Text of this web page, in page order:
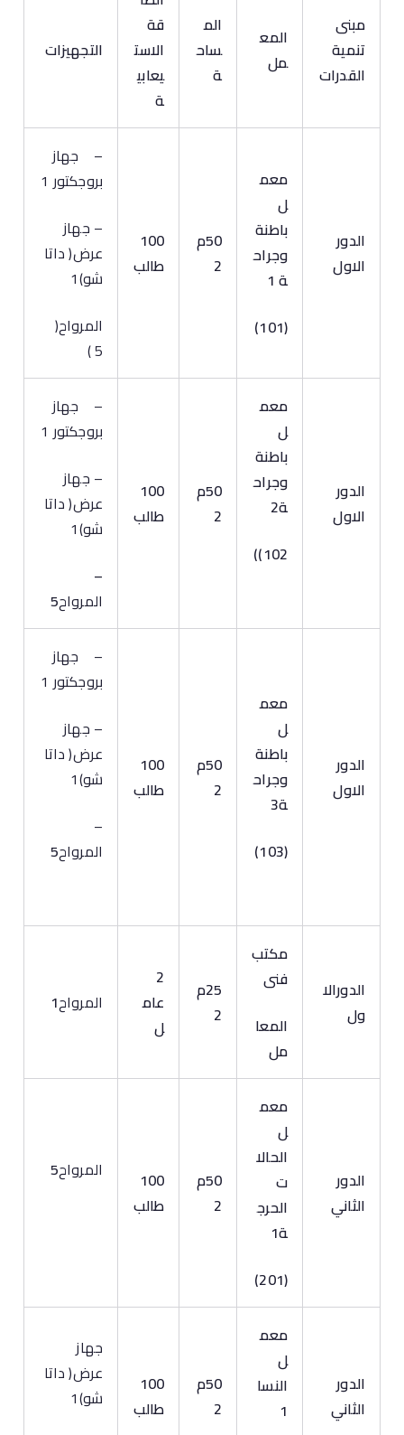
مبنى
تنمية
القدرات
المع
مل
الم
ساح
ة
قة
الاست
يعابي
ة
التجهيزات
الدور
الاول
معم
ل
باطنة
وجراح
ة 1
(101)
50م
2
100
طالب
– جهاز
بروجكتور 1
– جهاز
عرض( داتا
شو)1
المرواح(
5 )
الدور
الاول
معم
ل
باطنة
وجراح
ة2
102)
)
50م
2
100
طالب
– جهاز
بروجكتور 1
– جهاز
عرض( داتا
شو)1
–
المرواح5
الدور
الاول
معم
ل
باطنة
وجراح
ة3
(103)
50م
2
100
طالب
– جهاز
بروجكتور 1
– جهاز
عرض( داتا
شو)1
–
المرواح5
الدورالا
ول
مكتب
فنى
المعا
مل
25م
2
2
عام
ل
المرواح1
الدور
الثاني
معم
ل
الحالا
ت
الحرج
ة1
(201)
50م
2
100
طالب
المرواح5
الدور
الثاني
معم
ل
النسا
1
50م
2
100
طالب
جهاز
عرض( داتا
شو)1